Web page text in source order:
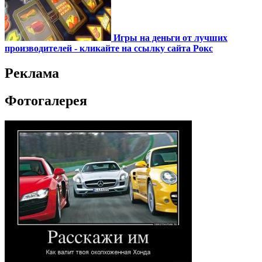
Игры на деньги от лучших
производителей - кликайте на ссылку сайта Рокс
Реклама
Фотогалерея